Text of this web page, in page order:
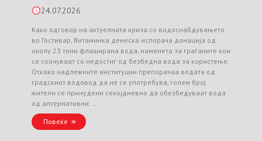
24.07.2026
Како одговор на актуелната криза со водоснабдувањето
во Гостивар, Витаминка денеска испорача донација од
околу 23 тони флаширана вода, наменета за граѓаните кои
се соочуваат со недостиг од безбедна вода за користење.
Откако надлежните институции препорачаа водата од
градскиот водовод да не се употребува, голем број
жители се принудени секојдневно да обезбедуваат вода
од алтернативни …
Повеќе